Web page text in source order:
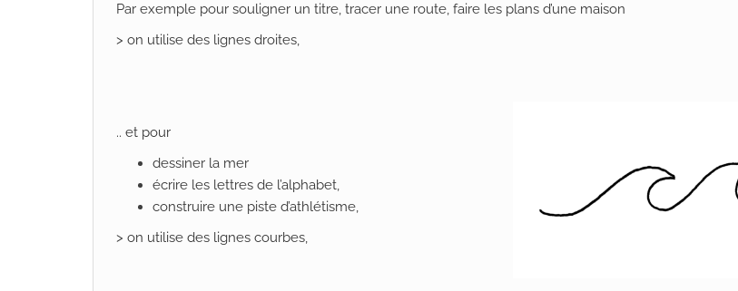
Par exemple pour souligner un titre, tracer une route, faire les plans d’une maison
> on utilise des lignes droites,
.. et pour
dessiner la mer
écrire les lettres de l’alphabet,
construire une piste d’athlétisme,
> on utilise des lignes courbes,